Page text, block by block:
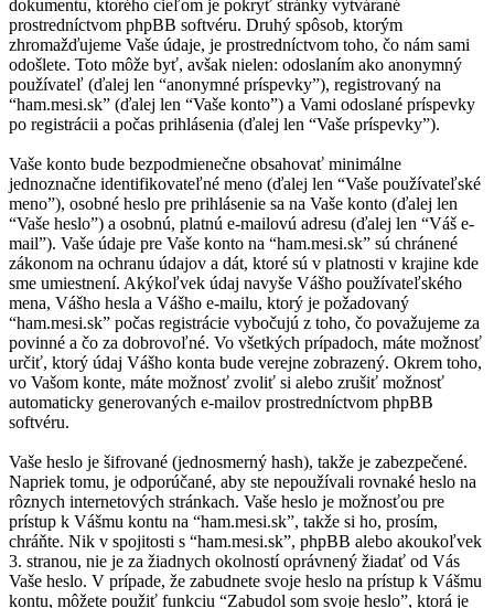
dokumentu, ktorého cieľom je pokryť stránky vytvárané
prostredníctvom phpBB softvéru. Druhý spôsob, ktorým
zhromažďujeme Vaše údaje, je prostredníctvom toho, čo nám sami
odošlete. Toto môže byť, avšak nielen: odoslaním ako anonymný
používateľ (ďalej len “anonymné príspevky”), registrovaný na
“ham.mesi.sk” (ďalej len “Vaše konto”) a Vami odoslané príspevky
po registrácii a počas prihlásenia (ďalej len “Vaše príspevky”).
Vaše konto bude bezpodmienečne obsahovať minimálne
jednoznačne identifikovateľné meno (ďalej len “Vaše používateľské
meno”), osobné heslo pre prihlásenie sa na Vaše konto (ďalej len
“Vaše heslo”) a osobnú, platnú e-mailovú adresu (ďalej len “Váš e-
mail”). Vaše údaje pre Vaše konto na “ham.mesi.sk” sú chránené
zákonom na ochranu údajov a dát, ktoré sú v platnosti v krajine kde
sme umiestnení. Akýkoľvek údaj navyše Vášho používateľského
mena, Vášho hesla a Vášho e-mailu, ktorý je požadovaný
“ham.mesi.sk” počas registrácie vybočujú z toho, čo považujeme za
povinné a čo za dobrovoľné. Vo všetkých prípadoch, máte možnosť
určiť, ktorý údaj Vášho konta bude verejne zobrazený. Okrem toho,
vo Vašom konte, máte možnosť zvoliť si alebo zrušiť možnosť
automaticky generovaných e-mailov prostredníctvom phpBB
softvéru.
Vaše heslo je šifrované (jednosmerný hash), takže je zabezpečené.
Napriek tomu, je odporúčané, aby ste nepoužívali rovnaké heslo na
rôznych internetových stránkach. Vaše heslo je možnosťou pre
prístup k Vášmu kontu na “ham.mesi.sk”, takže si ho, prosím,
chráňte. Nik v spojitosti s “ham.mesi.sk”, phpBB alebo akoukoľvek
3. stranou, nie je za žiadnych okolností oprávnený žiadať od Vás
Vaše heslo. V prípade, že zabudnete svoje heslo na prístup k Vášmu
kontu, môžete použiť funkciu “Zabudol som svoje heslo”, ktorá je